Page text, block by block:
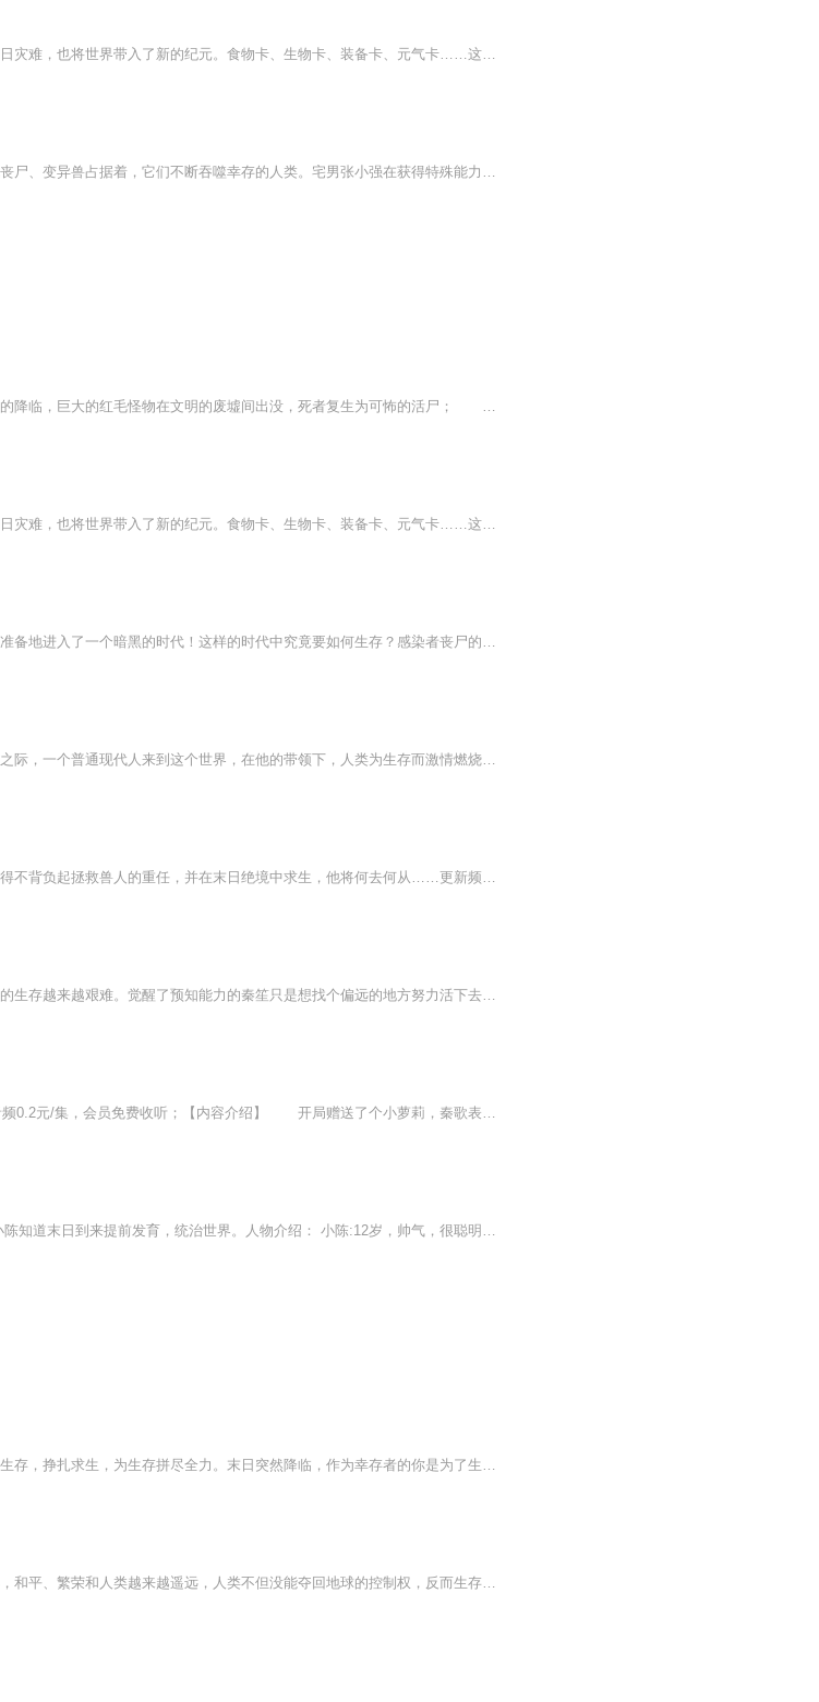
【内容简介】从天而降的卡片带来了末日灾难，也将世界带入了新的纪元。食物卡、生物卡、装备卡、元气卡……这是一个崭新的世界，作为一个在新世界有着三年生存经验的人来说，重新回到起点，他的人生路会不会大不一样？【作者/主播简介】作者：暗黑茄子主播...
末世降临，全世界被大量的丧尸、进化丧尸、变异兽占据着，它们不断吞噬幸存的人类。宅男张小强在获得特殊能力之后，带着他的爱人和追随者将在这末世杀出个黎明………
《末日天渊》内容简介：末世猝不及防的降临，巨大的红毛怪物在文明的废墟间出没，死者复生为可怖的活尸； 翼龙与苍鹰共舞，恐龙和猛兽荒野咆哮，蓝鲸蛇颈龙在深海游弋； 金属却莫名消失，现代科技瞬间崩溃，人类文明何去何从？ 沈弈辰从黄河边的古村走出，古老棺椁，神秘雾区，通天神木，泱泱河洛，在浩劫废土中挣扎辗转，斥问上苍！！！
【内容简介】从天而降的卡片带来了末日灾难，也将世界带入了新的纪元。食物卡、生物卡、装备卡、元气卡……这是一个崭新的世界，作为一个在新世界有着三年生存经验的人来说，重新回到起点，他的人生路会不会大不一样？文字版权方：阅文听书【作者/主播简介...
内容简介：病毒悄悄地来临让人们毫无准备地进入了一个暗黑的时代！这样的时代中究竟要如何生存？感染者丧尸的突然出现和人类究竟有这怎样千丝万缕的关系？这是一个暗黑的时代！这是一个疯狂的时代！这里有最真的兄弟情！有最动人心弦的爱情！还有最默契的...
丧尸肆虐的末世，人类正处于生死存亡之际，一个普通现代人来到这个世界，在他的带领下，人类为生存而激情燃烧的战斗，脆弱却充满活力！生命的升华来自与恶劣环境的搏斗，书中有你我想要的激情与热血！末日 丧尸 小说交流群334242775
异星怪物入侵，兽人几乎灭绝，少年不得不背负起拯救兽人的重任，并在末日绝境中求生，他将何去何从……更新频率：下午5点，随机更新
天灾频发，环境剧变，物种变异，人类的生存越来越艰难。觉醒了预知能力的秦笙只是想找个偏远的地方努力活下去，没想到被一肚子黑水的前夫萧先生拐回了家继续结伴过日子。你挑水来我浇园，勤勤恳恳把活干，末世里也能经营出美丽的桃源。...
前30集为免费试听，第31集起为付费音频0.2元/集，会员免费收听；【内容介绍】 开局赠送了个小萝莉，秦歌表示愁白了头。好在咱们有厨艺傍身，操碎了老父亲的心。眼瞧着餐馆的生意越来越好，天天种种地、养养花、做做菜、带带女儿，生活美滋滋！没...
节目主题：原创专辑，超万人收听。 小陈知道末日到来提前发育，统治世界。人物介绍： 小陈:12岁，帅气，很聪明。在末日爆发时期的团队领导作用。 吴泽:13岁，实力派，说啥就干啥，超级发育超级猛 白浩:11岁，很胖，力气特别大，后期发育比较慢 郭某人:人物...
无异能，更没有超能力，只有适者生存，挣扎求生，为生存拼尽全力。末日突然降临，作为幸存者的你是为了生存不择手段，随意剥夺别人的生存机会；还是人不犯我我不犯人，人若犯我我必犯人；还是努力帮助弱者，展现自己的仁慈之心？ 在末日世界，没有法律的制裁，没有道德的准绳，没有舆论的谴责，更没有对错，一切只是为了人类最原始的本能——活下去。本书的主人公刘小米只是一个普普通通踏入社会不久的普通上班族，作为一个小人物，他没有什么雄心壮志，甚至有点安于现状，不思进取，当被毫无准备地扔进末世这...
【内容简介】末日病毒爆发后的三百年，和平、繁荣和人类越来越遥远，人类不但没能夺回地球的控制权，反而生存的问题越来越严峻。幸存者活在高高的巨壁内，建立新的秩序。三百年的安稳让大部分的人认为巨壁内是绝对的安全，所以人们开始为了权力和金钱明争...